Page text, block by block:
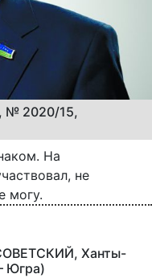
№ 2020/15,
На
не
могу.
Ханты-
Югра)